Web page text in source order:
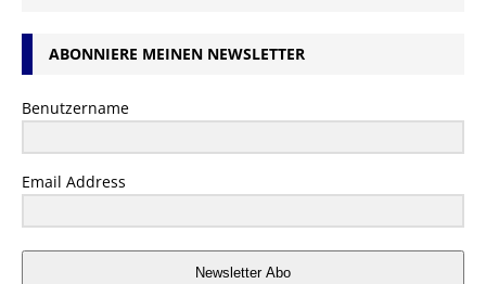
ABONNIERE MEINEN NEWSLETTER
Benutzername
Email Address
Newsletter Abo